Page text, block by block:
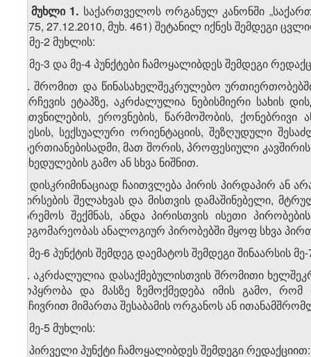
მუხლი 1. საქართველოს ორგანულ კანონში
№75, 27.12.2010, მუხ. 461) შეტანილ იქნეს შემდეგი
1. მე-2 მუხლის:
ა) მე-3 და მე-4 პუნქტები ჩამოყალიბდეს შემდეგი
„3. შრომით და წინასახელშეკრულებო
შერჩევის ეტაპზე, აკრძალულია ნებისმიერი სახის
კუთვნილების, ეროვნების, წარმოშობის,
სქესის, სექსუალური ორიენტაციის, შეზღუდული
გაერთიანებისადმი, მათ შორის, პროფესიული
შეხედულების გამო ან სხვა ნიშნით.
4. დისკრიმინაციად ჩაითვლება პირის პირდაპირ ან
ღირსების შელახვას და მისთვის დამაშინებელი,
გარემოს შექმნას, ანდა პირისთვის ისეთი
მდგომარეობას ანალოგიურ პირობებში მყოფ სხვა
ბ) მე-6 პუნქტის შემდეგ დაემატოს შემდეგი შინაარსის
„7. აკრძალულია დასაქმებულისთვის შრომითი
მოპყრობა და მასზე ზემოქმედება იმის გამო, რომ
საჩივრით მიმართა შესაბამის ორგანოს ან
2. მე-5 მუხლის:
ა) პირველი პუნქტი ჩამოყალიბდეს შემდეგი რედაქციით: